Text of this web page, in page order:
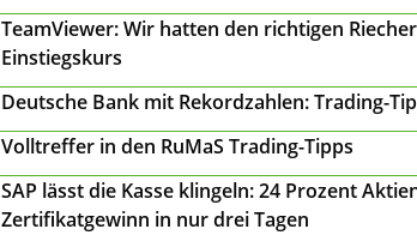
TeamViewer: Wir hatten den richtigen
Einstiegskurs
Deutsche Bank mit Rekordzahlen: Trading-
Volltreffer in den RuMaS Trading-Tipps
SAP lässt die Kasse klingeln: 24 Prozent
Zertifikatgewinn in nur drei Tagen